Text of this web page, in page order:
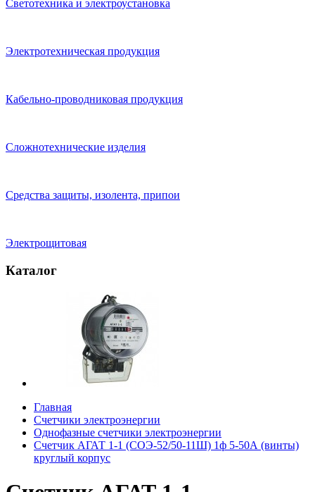
Светотехника и электроустановка
Электротехническая продукция
Кабельно-проводниковая продукция
Сложнотехнические изделия
Средства защиты, изолента, припои
Электрощитовая
Каталог
Главная
Счетчики электроэнергии
Однофазные счетчики электроэнергии
Счетчик АГАТ 1-1 (СОЭ-52/50-11Ш) 1ф 5-50А (винты)
круглый корпус